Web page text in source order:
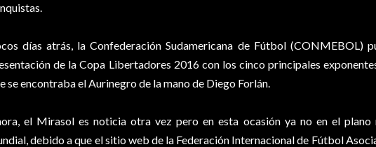
días atrás, la Confederación Sudamericana de Fútbol (CONMEBOL)
de la Copa Libertadores 2016 con los cinco principales
se encontraba el Aurinegro de la mano de Diego Forlán.
el Mirasol es noticia otra vez pero en esta ocasión ya no en el plano
debido a que el sitio web de la Federación Internacional de Fútbol